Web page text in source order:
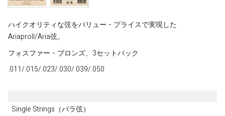
ハイクオリティな弦をバリュー・プライスで実現した
AriaproII/Aria弦。
フォスファー・ブロンズ、3セットパック
.011/.015/.023/.030/.039/.050
Single Strings（バラ弦）